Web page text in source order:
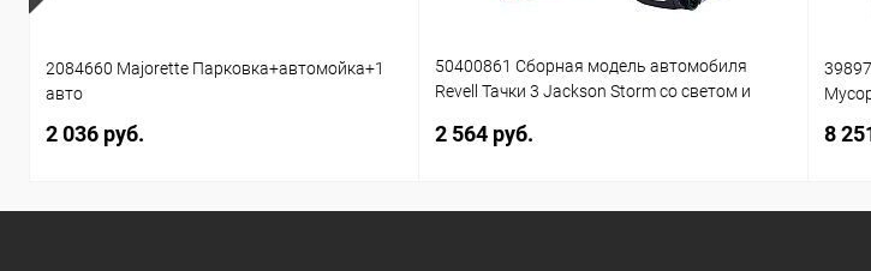
2084660 Majorette Парковка+автомойка+1
авто
2 036 руб.
50400861 Сборная модель автомобиля
Revell Тачки 3 Jackson Storm со светом и
2 564 руб. 8